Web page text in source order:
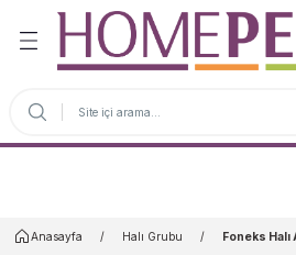
Anasayfa Halı Grubu Foneks